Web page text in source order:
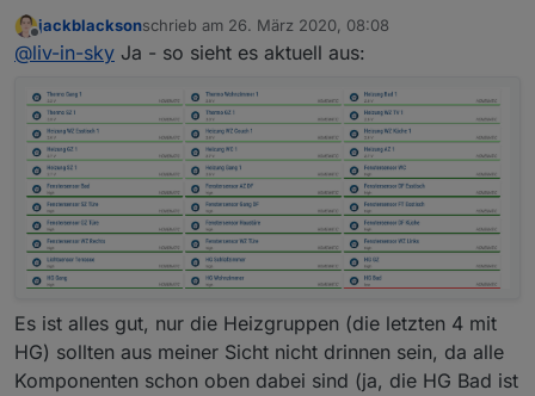
unbenennung erhalten - und deshlab habe ich eine
andere ansicht als du ?
Offline
jackblacksonschrieb am 26. März 2020, 08:08
zuletzt editiert von
@liv-in-sky Ja - so sieht es aktuell aus:
Es ist alles gut, nur die Heizgruppen (die letzten 4 mit
HG) sollten aus meiner Sicht nicht drinnen sein, da alle
Komponenten schon oben dabei sind (ja, die HG Bad ist